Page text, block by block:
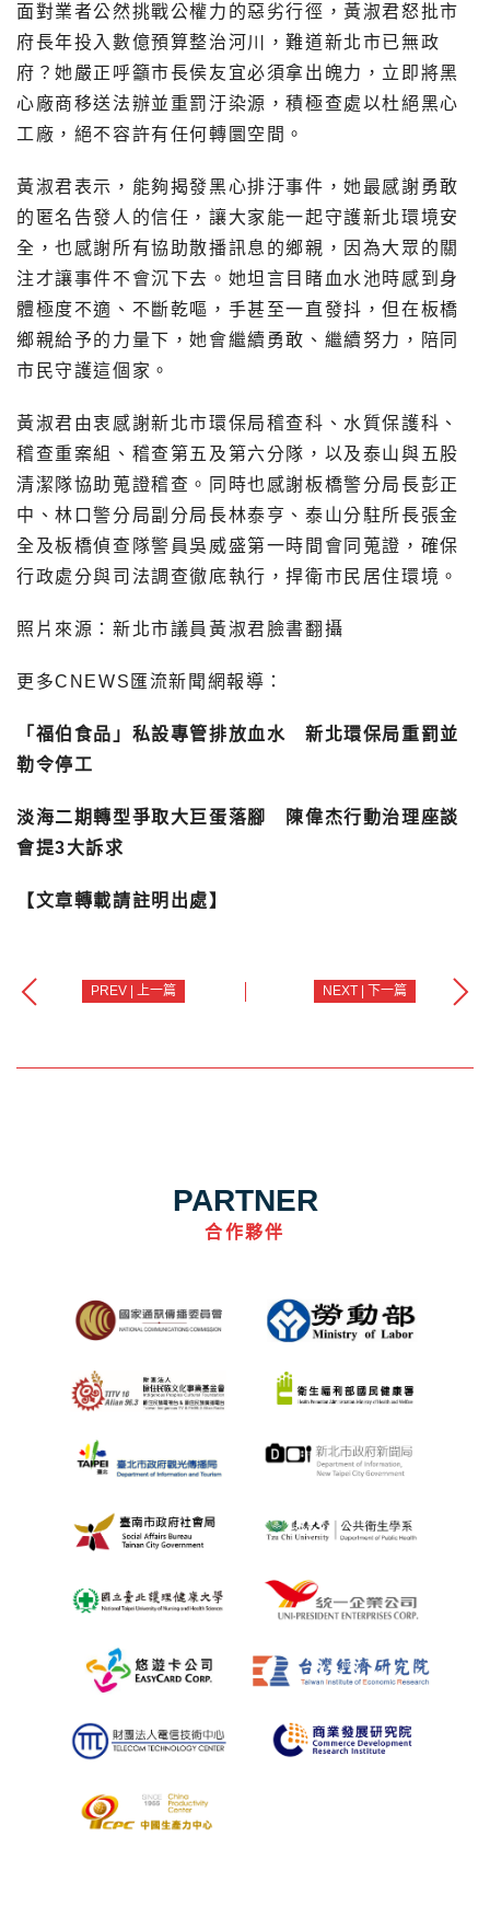
面對業者公然挑戰公權力的惡劣行徑，黃淑君怒批市
府長年投入數億預算整治河川，難道新北市已無政
府？她嚴正呼籲市長侯友宜必須拿出魄力，立即將黑
心廠商移送法辦並重罰汙染源，積極查處以杜絕黑心
工廠，絕不容許有任何轉圜空間。
黃淑君表示，能夠揭發黑心排汙事件，她最感謝勇敢
的匿名告發人的信任，讓大家能一起守護新北環境安
全，也感謝所有協助散播訊息的鄉親，因為大眾的關
注才讓事件不會沉下去。她坦言目睹血水池時感到身
體極度不適、不斷乾嘔，手甚至一直發抖，但在板橋
鄉親給予的力量下，她會繼續勇敢、繼續努力，陪同
市民守護這個家。
黃淑君由衷感謝新北市環保局稽查科、水質保護科、
稽查重案組、稽查第五及第六分隊，以及泰山與五股
清潔隊協助蒐證稽查。同時也感謝板橋警分局長彭正
中、林口警分局副分局長林泰亨、泰山分駐所長張金
全及板橋偵查隊警員吳威盛第一時間會同蒐證，確保
行政處分與司法調查徹底執行，捍衛市民居住環境。
照片來源：新北市議員黃淑君臉書翻攝
更多CNEWS匯流新聞網報導：
「福伯食品」私設專管排放血水 新北環保局重罰並
勒令停工
淡海二期轉型爭取大巨蛋落腳 陳偉杰行動治理座談
會提3大訴求
【文章轉載請註明出處】
PREV | 上一篇 NEXT | 下一篇
PARTNER
合作夥伴